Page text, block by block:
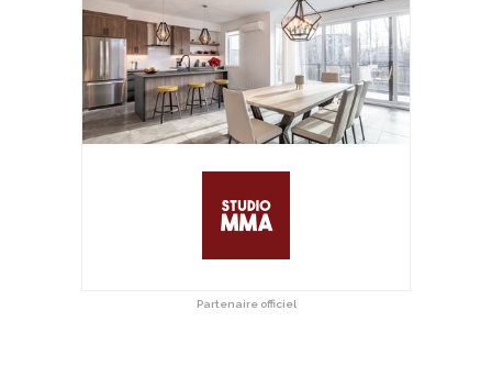
Partenaire officiel